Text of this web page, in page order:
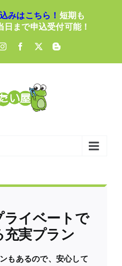
みはこちら！ 短期も
まで申込受付可能！
InstagramFacebook
X Blogger
イベートで
充実プラン
もあるので、安心して